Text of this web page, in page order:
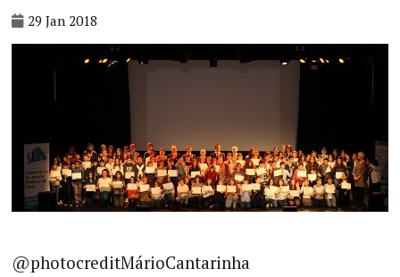
29 Jan 2018
@photocreditMárioCantarinha